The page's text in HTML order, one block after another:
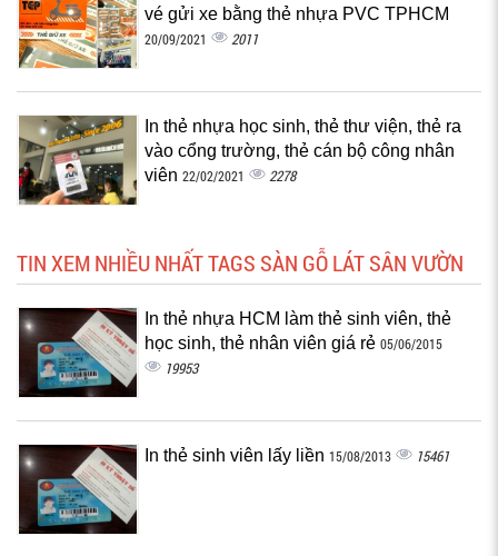
vé gửi xe bằng thẻ nhựa PVC TPHCM
20/09/2021 2011
In thẻ nhựa học sinh, thẻ thư viện, thẻ ra
vào cổng trường, thẻ cán bộ công nhân
viên 22/02/2021 2278
TIN XEM NHIỀU NHẤT TAGS SÀN GỖ LÁT SÂN VƯỜN
In thẻ nhựa HCM làm thẻ sinh viên, thẻ
học sinh, thẻ nhân viên giá rẻ 05/06/2015
19953
In thẻ sinh viên lấy liền 15/08/2013 15461